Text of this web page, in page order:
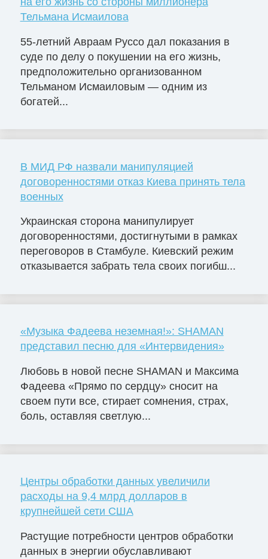
Тельмана Исмаилова
55-летний Авраам Руссо дал показания в
суде по делу о покушении на его жизнь,
предположительно организованном
Тельманом Исмаиловым — одним из
богатей...
В МИД РФ назвали манипуляцией
договоренностями отказ Киева принять тела
военных
Украинская сторона манипулирует
договоренностями, достигнутыми в рамках
переговоров в Стамбуле. Киевский режим
отказывается забрать тела своих погибш...
«Музыка Фадеева неземная!»: SHAMAN
представил песню для «Интервидения»
Любовь в новой песне SHAMAN и Максима
Фадеева «Прямо по сердцу» сносит на
своем пути все, стирает сомнения, страх,
боль, оставляя светлую...
Центры обработки данных увеличили
расходы на 9,4 млрд долларов в
крупнейшей сети США
Растущие потребности центров обработки
данных в энергии обуславливают